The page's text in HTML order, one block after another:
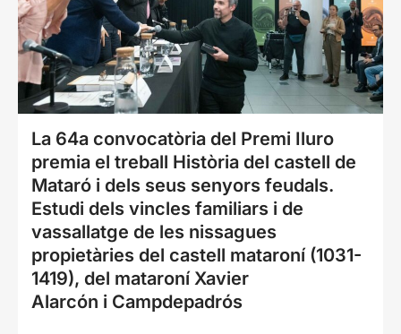
La 64a convocatòria del Premi Iluro
premia el treball Història del castell de
Mataró i dels seus senyors feudals.
Estudi dels vincles familiars i de
vassallatge de les nissagues
propietàries del castell mataroní (1031-
1419), del mataroní Xavier
Alarcón i Campdepadrós